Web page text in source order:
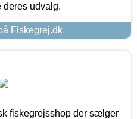
deres udvalg.
Fiskegrej.dk
fiskegrejsshop der sælger